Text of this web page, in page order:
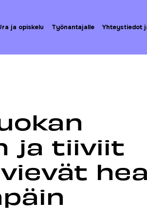
ja opiskelu Työnantajalle Yhteystiedot
ja tiiviit